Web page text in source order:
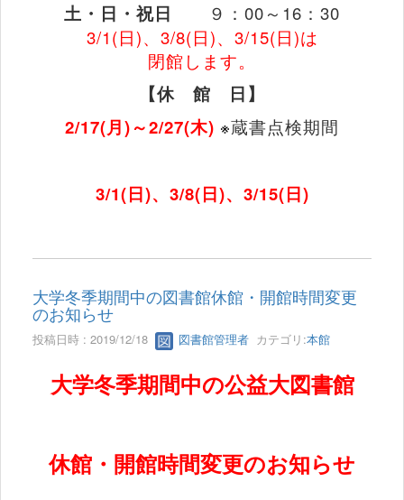
土・日・祝日 ９： 00～ 16 ： 30
3/1(日)、 3/8(日)、 3/15(日)は
閉館します。
【休 館 日】
2/17(月)～2/27(木) ※蔵書点検期間
3/1(日)、 3/8(日)、 3/15(日)
大学冬季期間中の図書館休館・開館時間変更
のお知らせ
投稿日時 : 2019/12/18 図書館管理者 カテゴリ:本館
大学冬季期間中の公益大図書館
休館・開館時間変更のお知らせ